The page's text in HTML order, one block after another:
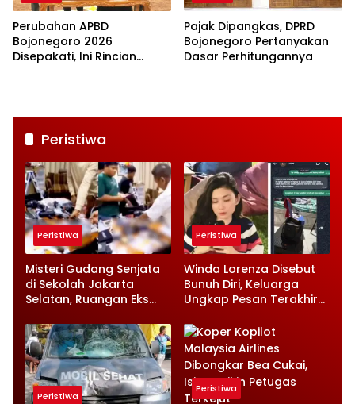
Perubahan APBD
Bojonegoro 2026
Disepakati, Ini Rincian
Pajak Dipangkas, DPRD
Bojonegoro Pertanyakan
Dasar Perhitungannya
Peristiwa
Peristiwa
Misteri Gudang Senjata
di Sekolah Jakarta
Selatan, Ruangan Eks
Sorotan
Peristiwa
Winda Lorenza Disebut
Bunuh Diri, Keluarga
Ungkap Pesan Terakhir
Rumah
Peristiwa
Peristiwa